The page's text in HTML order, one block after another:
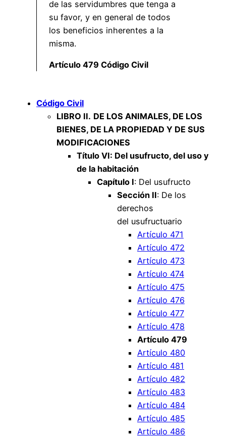
de las servidumbres que tenga a
su favor, y en general de todos
los beneficios inherentes a la
misma.
Artículo 479 Código Civil
Código Civil
LIBRO II. DE LOS ANIMALES, DE LOS
BIENES, DE LA PROPIEDAD Y DE SUS
MODIFICACIONES
Título VI: Del usufructo, del uso y
de la habitación
Capítulo I: Del usufructo
Sección II: De los
derechos
del usufructuario
Artículo 471
Artículo 472
Artículo 473
Artículo 474
Artículo 475
Artículo 476
Artículo 477
Artículo 478
Artículo 479
Artículo 480
Artículo 481
Artículo 482
Artículo 483
Artículo 484
Artículo 485
Artículo 486